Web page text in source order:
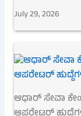
July 29, 2026
ಆಧಾರ್ ಸೇವಾ